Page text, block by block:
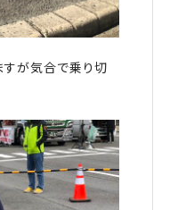
が気合で乗り切